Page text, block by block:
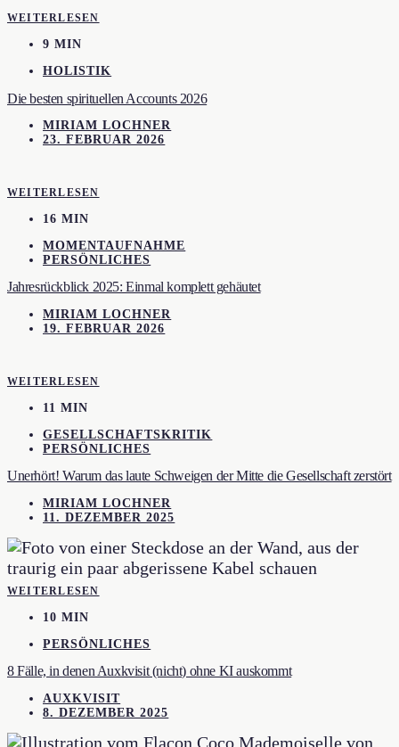
WEITERLESEN
9 MIN
HOLISTIK
Die besten spirituellen Accounts 2026
MIRIAM LOCHNER
23. FEBRUAR 2026
WEITERLESEN
16 MIN
MOMENTAUFNAHME
PERSÖNLICHES
Jahresrückblick 2025: Einmal komplett gehäutet
MIRIAM LOCHNER
19. FEBRUAR 2026
WEITERLESEN
11 MIN
GESELLSCHAFTSKRITIK
PERSÖNLICHES
Unerhört! Warum das laute Schweigen der Mitte die Gesellschaft zerstört
MIRIAM LOCHNER
11. DEZEMBER 2025
WEITERLESEN
10 MIN
PERSÖNLICHES
8 Fälle, in denen Auxkvisit (nicht) ohne KI auskommt
AUXKVISIT
8. DEZEMBER 2025